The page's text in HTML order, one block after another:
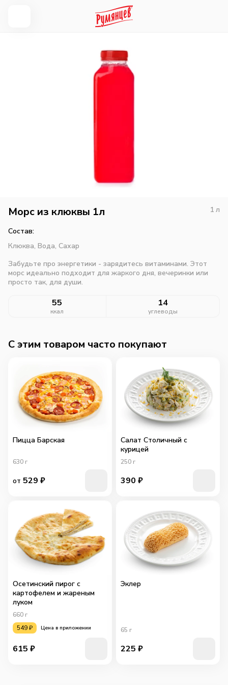
Морс из клюквы 1л 1 л
Состав:
Клюква, Вода, Сахар
Забудьте про энергетики - зарядитесь витаминами. Этот
морс идеально подходит для жаркого дня, вечеринки или
просто так, для души.
55
ккал
14
углеводы
C этим товаром часто покупают
Пицца Барская
630 г
от 529 ₽
Салат Столичный с
курицей
250 г
390 ₽
Осетинский пирог с
картофелем и жареным
луком
660 г
549₽ Цена в приложении
615 ₽
Эклер
65 г
225 ₽